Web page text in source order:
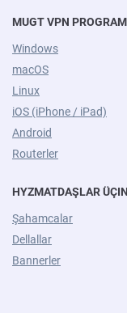
MUGT VPN
Windows
macOS
Linux
iOS (iPhone / iPad)
Android
Routerler
HYZMATDAŞLAR ÜÇIN
Şahamcalar
Dellallar
Bannerler